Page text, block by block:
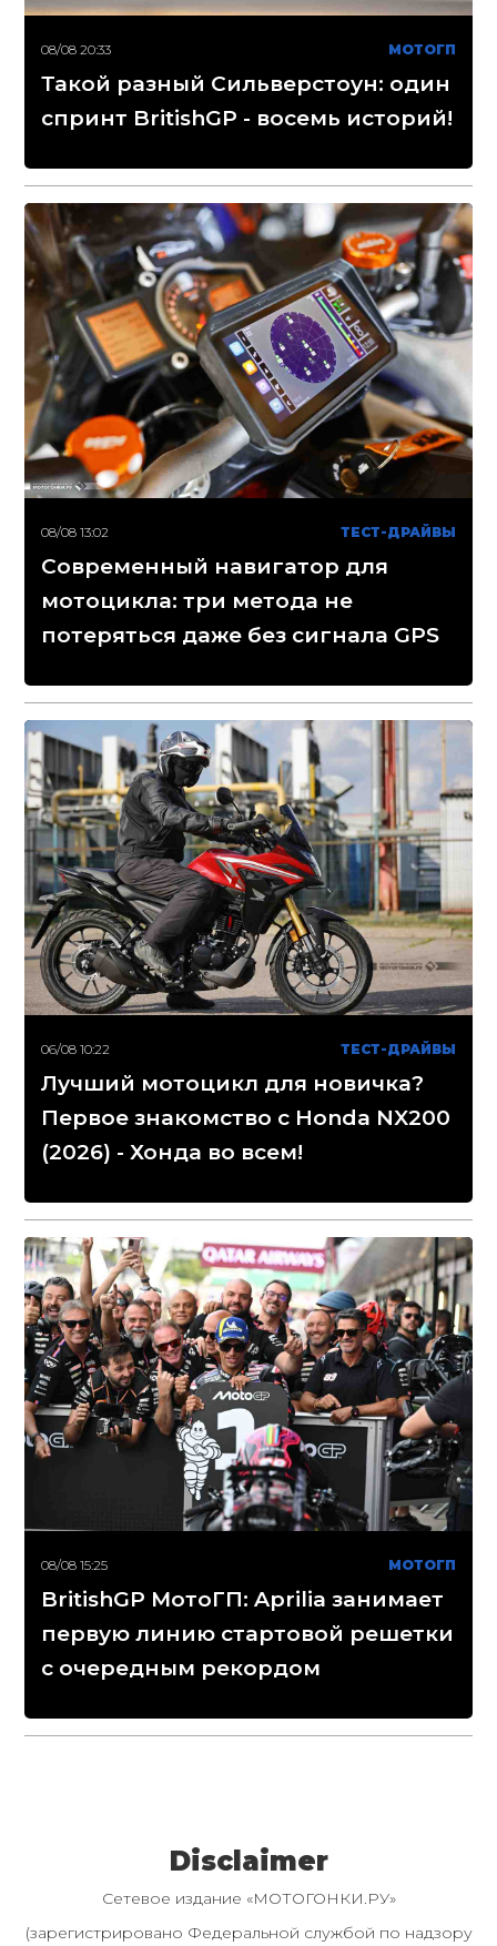
08/08 20:33 МОТОГП
Такой разный Сильверстоун: один
спринт BritishGP - восемь историй!
08/08 13:02 ТЕСТ-ДРАЙВЫ
Современный навигатор для
мотоцикла: три метода не
потеряться даже без сигнала GPS
06/08 10:22 ТЕСТ-ДРАЙВЫ
Лучший мотоцикл для новичка?
Первое знакомство с Honda NX200
(2026) - Хонда во всем!
08/08 15:25 МОТОГП
BritishGP МотоГП: Aprilia занимает
первую линию стартовой решетки
с очередным рекордом
Disclaimer
Сетевое издание «МОТОГОНКИ.РУ»
(зарегистрировано Федеральной службой по надзору